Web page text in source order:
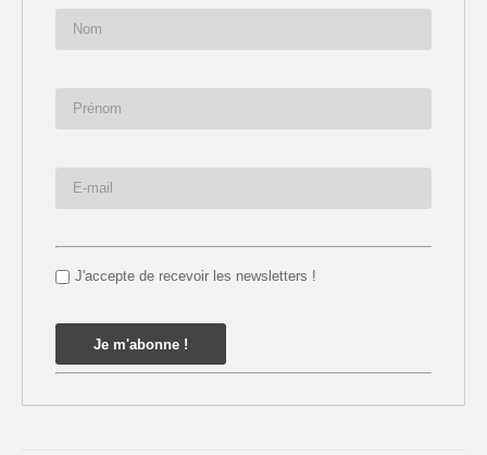
J'accepte de recevoir les newsletters !